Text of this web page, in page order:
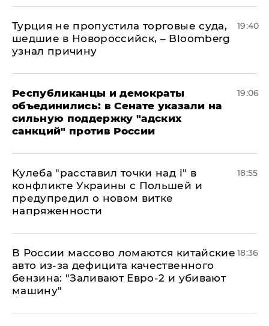
Турция не пропустила торговые суда,
шедшие в Новороссийск, – Bloomberg
узнал причину
19:40
Республиканцы и демократы
объединились: в Сенате указали на
сильную поддержку "адских
санкций" против России
19:06
Кулеба "расставил точки над і" в
конфликте Украины с Польшей и
предупредил о новом витке
напряженности
18:55
В России массово ломаются китайские
авто из-за дефицита качественного
бензина: "Заливают Евро-2 и убивают
машину"
18:36